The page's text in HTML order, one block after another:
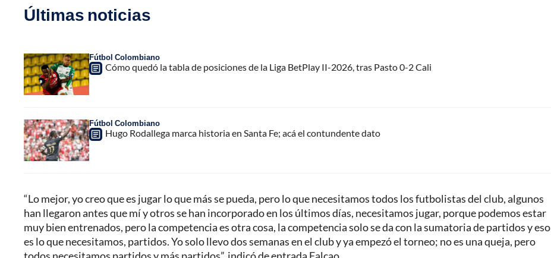
Últimas noticias
Fútbol Colombiano
Cómo quedó la tabla de posiciones de la Liga BetPlay II-2026, tras Pasto 0-2 Cali
Fútbol Colombiano
Hugo Rodallega marca historia en Santa Fe; acá el contundente dato
“Lo mejor, yo creo que es jugar lo que más se pueda, pero lo que necesitamos todos los futbolistas del club, algunos
han llegaron antes que mí y otros se han incorporado en los últimos días, necesitamos jugar, porque podemos estar
muy bien entrenados, pero la competencia es otra cosa, la competencia solo se da con la sumatoria de partidos y eso
es lo que necesitamos, partidos. Yo solo llevo dos semanas en el club y ya empezó el torneo; no es una queja, pero